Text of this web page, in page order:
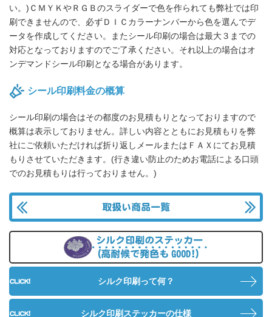
い。)ＣＭＹＫやＲＧＢのスライダーで色を作られても弊社では印
刷できませんので、必ずＤＩＣカラーナンバーから色を選んでデ
ータを作成してください。またシール印刷の場合は最大３までの
対応となっておりますのでご了承ください。それ以上の場合はオ
ンデマンドシール印刷となる場合があります。
シール印刷料金の概算
シール印刷の場合はその都度のお見積もりとなっておりますので
概算は表示しておりません。詳しい内容とともにお見積もりを弊
社にご依頼いただければ折り返しメールまたはＦＡＸにてお見積
もりさせていただきます。(行き違い防止のためお電話による口頭
でのお見積もりは行っておりません。)
シルク印刷って何？
シルク印刷ステッカーの仕様